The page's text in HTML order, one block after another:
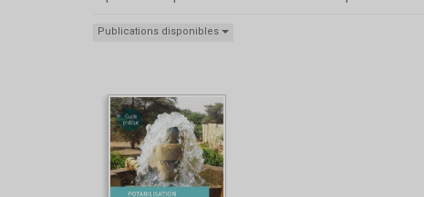
Publications disponibles